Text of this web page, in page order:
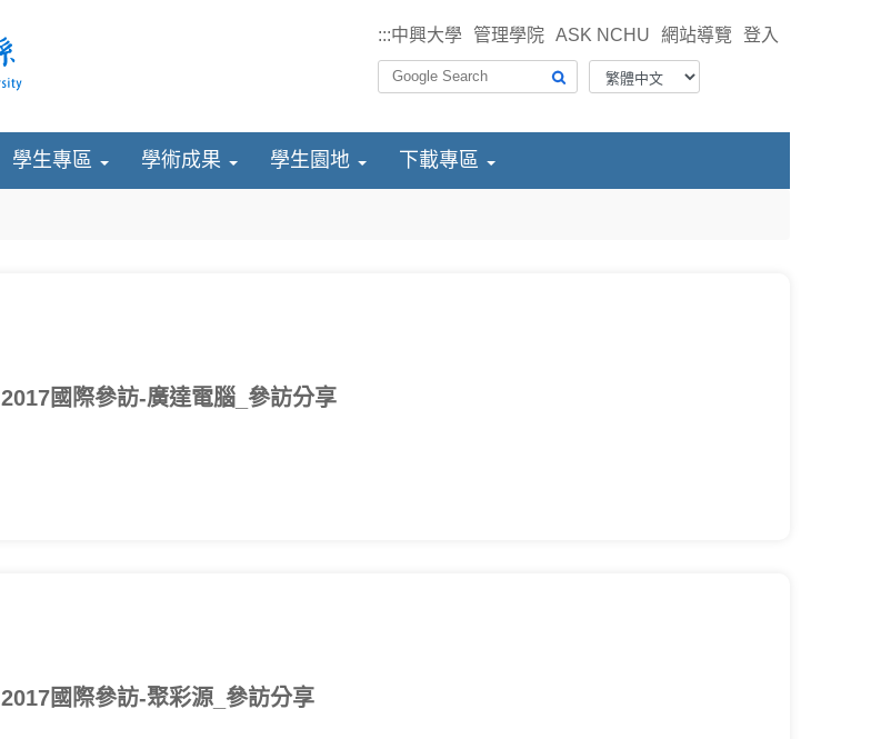
:::中興大學 管理學院 ASK NCHU 網站導覽 登入
學生專區 學術成果 學生園地 下載專區
2017國際參訪-廣達電腦_參訪分享
2017國際參訪-聚彩源_參訪分享